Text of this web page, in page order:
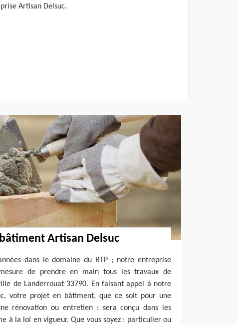
Artisan Delsuc.
Artisan Delsuc
dans le domaine du BTP ; notre entreprise
de prendre en main tous les travaux de
de Landerrouat 33790. En faisant appel à notre
votre projet en bâtiment, que ce soit pour une
rénovation ou entretien ; sera conçu dans les
à la loi en vigueur. Que vous soyez : particulier ou